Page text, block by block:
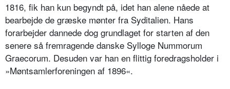
1816, fik han kun begyndt på, idet han alene nåede at
bearbejde de græske mønter fra Syditalien. Hans
forarbejder dannede dog grundlaget for starten af den
senere så fremragende danske Sylloge Nummorum
Graecorum. Desuden var han en flittig foredragsholder i
»Møntsamlerforeningen af 1896«.